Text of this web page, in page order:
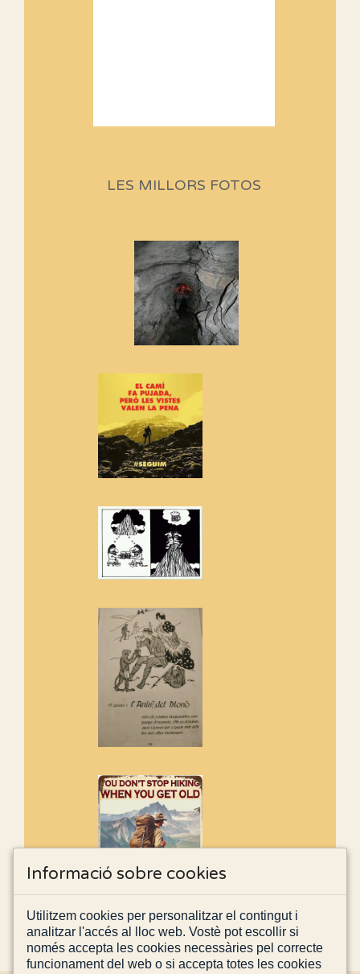
cosa hem de fer...
Els Centpeus signen el
Manifest a favor dels Camins
Si ets una entitat o associació
Rebem un diploma dels
Amics de Sant Aniol d'Aguja
Els Centpeus estem implicats
amb la recuperació del refugi i
de l'entorn de Sant Aniol
LES MILLORS FOTOS
Informació sobre cookies
Utilitzem cookies per personalitzar el contingut i
analitzar l'accés al lloc web. Vostè pot escollir si
només accepta les cookies necessàries pel correcte
funcionament del web o si accepta totes les cookies